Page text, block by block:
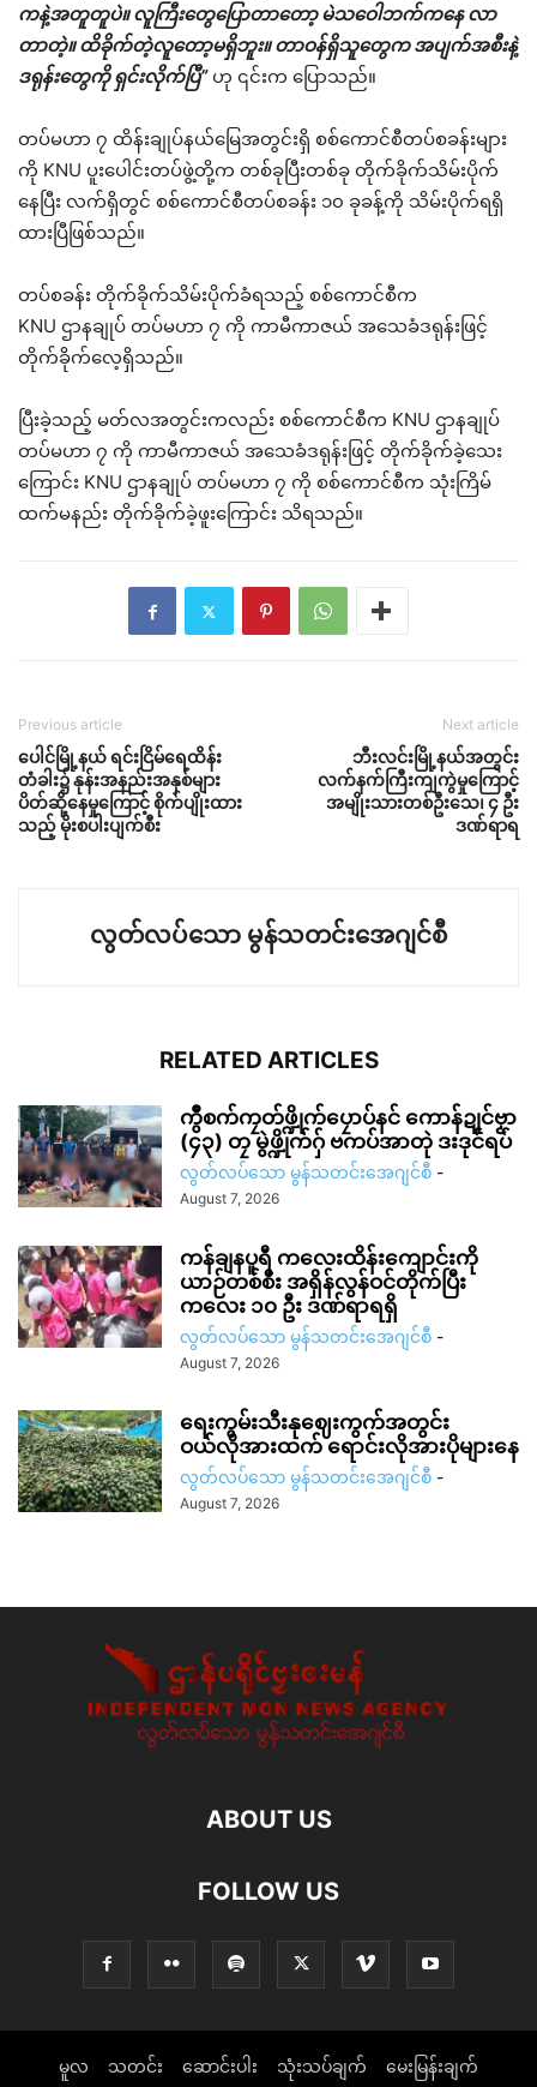
ကနဲ့အတူတူပဲ။ လူကြီးတွေပြောတာတော့ မဲသဝေါဘက်ကနေ လာ
တာတဲ့။ ထိခိုက်တဲ့လူတော့မရှိဘူး။ တာဝန်ရှိသူတွေက အပျက်အစီးနဲ့
ဒရုန်းတွေကို ရှင်းလိုက်ပြီ”ဟု ၎င်းက ပြောသည်။
တပ်မဟာ ၇ ထိန်းချုပ်နယ်မြေအတွင်းရှိ စစ်ကောင်စီတပ်စခန်းများ
ကို KNU ပူးပေါင်းတပ်ဖွဲ့တို့က တစ်ခုပြီးတစ်ခု တိုက်ခိုက်သိမ်းပိုက်
နေပြီး လက်ရှိတွင် စစ်ကောင်စီတပ်စခန်း ၁၀ ခုခန့်ကို သိမ်းပိုက်ရရှိ
ထားပြီဖြစ်သည်။
တပ်စခန်း တိုက်ခိုက်သိမ်းပိုက်ခံရသည့် စစ်ကောင်စီက
KNU ဌာနချုပ် တပ်မဟာ ၇ ကို ကာမီကာဇယ် အသေခံဒရုန်းဖြင့်
တိုက်ခိုက်လေ့ရှိသည်။
ပြီးခဲ့သည့် မတ်လအတွင်းကလည်း စစ်ကောင်စီက KNU ဌာနချုပ်
တပ်မဟာ ၇ ကို ကာမီကာဇယ် အသေခံဒရုန်းဖြင့် တိုက်ခိုက်ခဲ့သေး
ကြောင်း KNU ဌာနချုပ် တပ်မဟာ ၇ ကို စစ်ကောင်စီက သုံးကြိမ်
ထက်မနည်း တိုက်ခိုက်ခဲ့ဖူးကြောင်း သိရသည်။
Previous article
ပေါင်မြို့နယ် ရင်းငြိမ်ရေထိန်း
တံခါး၌ နုန်းအနည်းအနှစ်များ
ပိတ်ဆို့နေမှုကြောင့် စိုက်ပျိုးထား
သည့် မိုးစပါးပျက်စီး
Next article
ဘီးလင်းမြို့နယ်အတွင်း
လက်နက်ကြီးကျကွဲမှုကြောင့်
အမျိုးသားတစ်ဦးသေ၊ ၄ ဦး
ဒဏ်ရာရ
လွတ်လပ်သော မွန်သတင်းအေဂျင်စီ
RELATED ARTICLES
ကွဳစက်ကၠတ်ဖ္ဍိုက်ပၠောပ်နင် ကောန်ဍုင်ဗၟာ
(၄၃) တၠ မွဲဖ္ဍိုက်ဂှ် ဗကပ်အာတုဲ ဒးဒုင်ရပ်
လွတ်လပ်သော မွန်သတင်းအေဂျင်စီ -
August 7, 2026
ကန်ချနပူရီ ကလေးထိန်းကျောင်းကို
ယာဉ်တစ်စီး အရှိန်လွန်ဝင်တိုက်ပြီး
ကလေး ၁၀ ဦး ဒဏ်ရာရရှိ
လွတ်လပ်သော မွန်သတင်းအေဂျင်စီ -
August 7, 2026
ရေးကွမ်းသီးနုဈေးကွက်အတွင်း
ဝယ်လိုအားထက် ရောင်းလိုအားပိုများနေ
လွတ်လပ်သော မွန်သတင်းအေဂျင်စီ -
August 7, 2026
ABOUT US
FOLLOW US
မူလ သတင်း ဆောင်းပါး သုံးသပ်ချက် မေးမြန်းချက်